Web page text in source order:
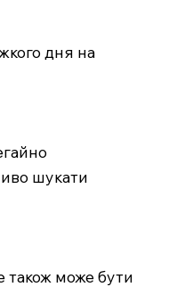
дня на
шукати
також може бути